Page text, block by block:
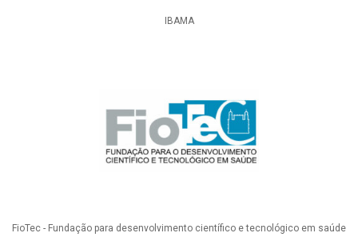
IBAMA
FioTec - Fundação para desenvolvimento científico e tecnológico em saúde